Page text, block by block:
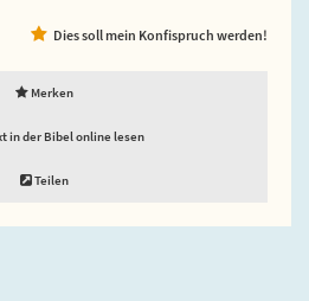
Dies soll mein Konfispruch werden!
Merken
in der Bibel online lesen
Teilen